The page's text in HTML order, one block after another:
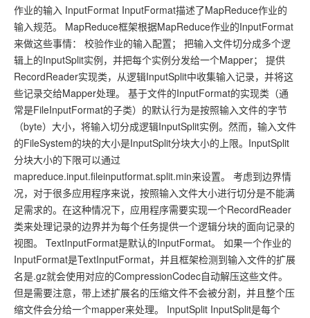
作业的输入 InputFormat InputFormat描述了MapReduce作业的
输入规范。 MapReduce框架根据MapReduce作业的InputFormat
来做这些事情： 校验作业的输入配置； 把输入文件切分成多个逻
辑上的InputSplit实例，并把每个实例分发给一个Mapper； 提供
RecordReader实现类，从逻辑InputSplit中收集输入记录，并将这
些记录交给Mapper处理。 基于文件的InputFormat的实现类（通
常是FileInputFormat的子类）的默认行为是按照输入文件的字节
（byte）大小，将输入切分成逻辑InputSplit实例。然而，输入文件
的FileSystem的块的大小是InputSplit分块大小的上限。InputSplit
分块大小的下限可以通过
mapreduce.input.fileinputformat.split.min来设置。 考虑到边界情
况，对于很多应用程序来说，按照输入文件大小进行切分是不能满
足需求的。在这种情况下，应用程序需要实现一个RecordReader
类来处理记录的边界并为每个任务提供一个逻辑分块的面向记录的
视图。 TextInputFormat是默认的InputFormat。 如果一个作业的
InputFormat是TextInputFormat，并且框架检测到输入文件的扩展
名是.gz就会使用对应的CompressionCodec自动解压这些文件。
但是需要注意，带上述扩展名的压缩文件不会被分割，并且整个压
缩文件会分给一个mapper来处理。 InputSplit InputSplit是每个